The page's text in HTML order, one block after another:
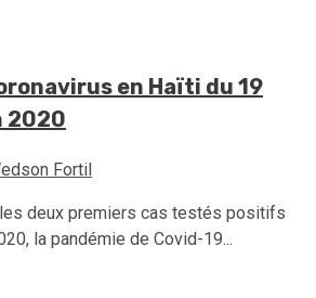
en Haïti du 19
2020
Fortil
deux premiers cas testés positifs
la pandémie de Covid-19...